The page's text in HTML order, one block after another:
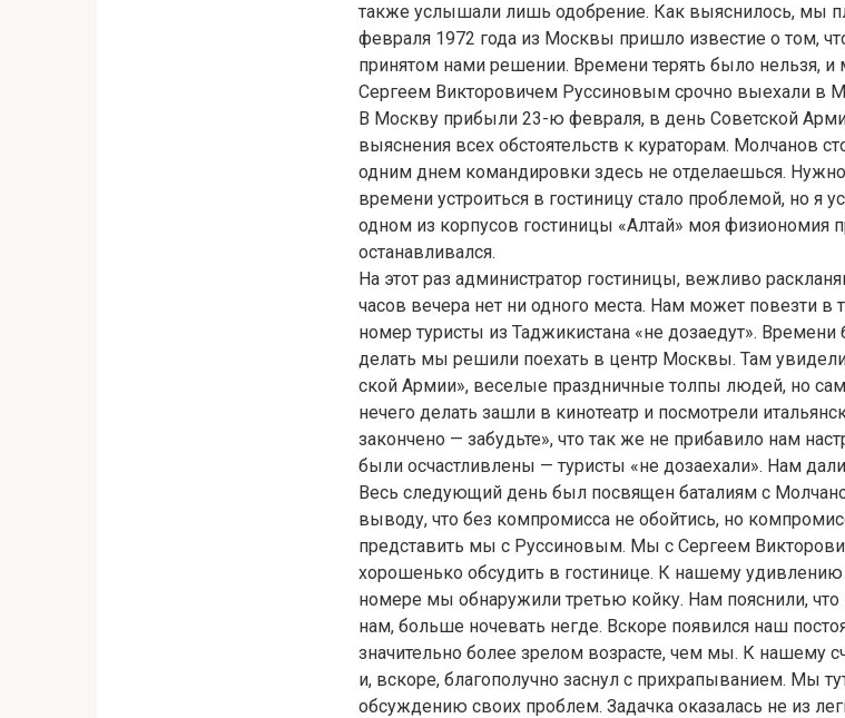
также услышали лишь одобрение. Как выяснилось, мы
февраля 1972 года из Москвы пришло известие о том,
принятом нами решении. Времени терять было нельзя,
Сергеем Викторовичем Руссиновым срочно выехали в
В Москву прибыли 23-ю февраля, в день Советской
выяснения всех обстоятельств к кураторам. Молчанов
одним днем командировки здесь не отделаешься.
времени устроиться в гостиницу стало проблемой, но я
одном из корпусов гостиницы «Алтай» моя физиономия
останавливался.
На этот раз администратор гостиницы, вежливо
часов вечера нет ни одного места. Нам может повезти в
номер туристы из Таджикистана «не дозаедут». Времени
делать мы решили поехать в центр Москвы. Там
ской Армии», веселые праздничные толпы людей, но
нечего делать зашли в кинотеатр и посмотрели
закончено — забудьте», что так же не прибавило нам
были осчастливлены — туристы «не дозаехали». Нам
Весь следующий день был посвящен баталиям с
выводу, что без компромисса не обойтись, но
представить мы с Руссиновым. Мы с Сергеем
хорошенько обсудить в гостинице. К нашему
номере мы обнаружили третью койку. Нам пояснили,
нам, больше ночевать негде. Вскоре появился наш
значительно более зрелом возрасте, чем мы. К нашему
и, вскоре, благополучно заснул с прихрапыванием. Мы
обсуждению своих проблем. Задачка оказалась не из